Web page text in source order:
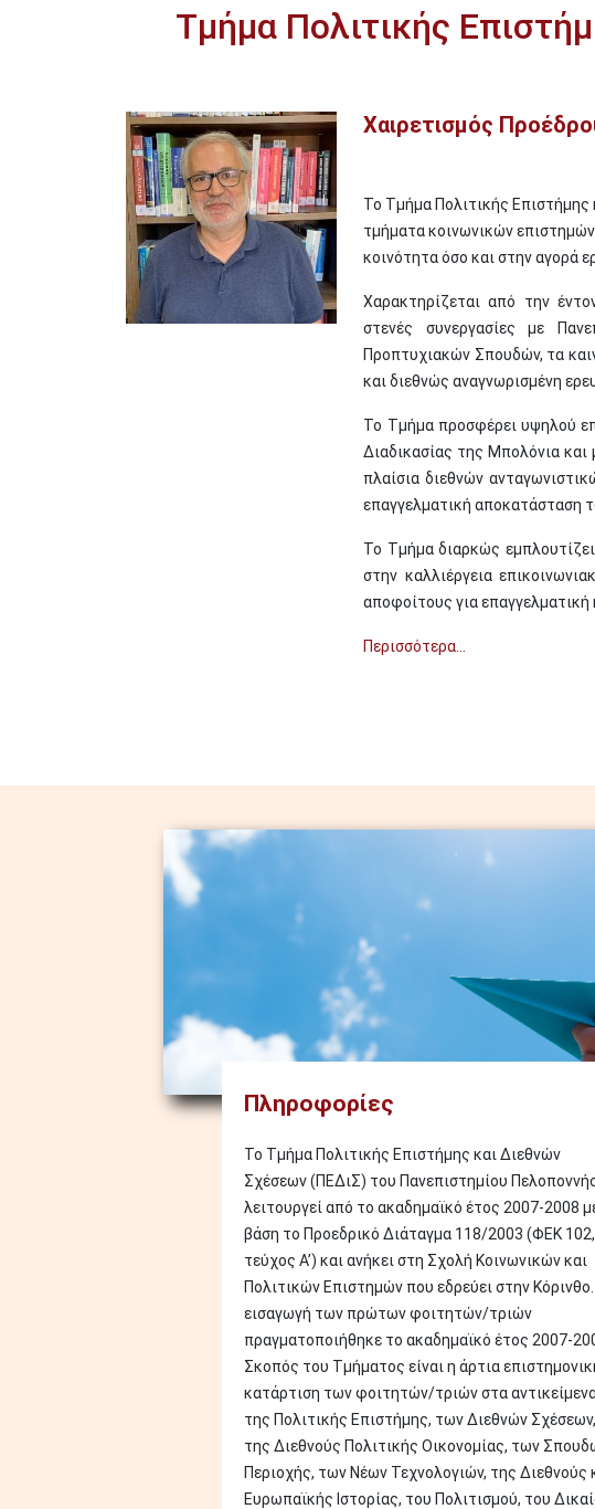
Τμήμα Πολιτικής
Image Χαιρετισμός
To Τμήμα Πολιτικής Επιστήμης
τμήματα κοινωνικών
κοινότητα όσο και στην αγορά
Χαρακτηρίζεται από την
στενές συνεργασίες με
Προπτυχιακών Σπουδών, τα
και διεθνώς αναγνωρισμένη
Το Τμήμα προσφέρει υψηλού
Διαδικασίας της Μπολόνια
πλαίσια διεθνών
επαγγελματική αποκατάσταση
Το Τμήμα διαρκώς
στην καλλιέργεια
αποφοίτους για
Περισσότερα...
Πληροφορίες
Το Τμήμα Πολιτικής Επιστήμης και Διεθνών
Σχέσεων (ΠΕΔιΣ) του Πανεπιστημίου
λειτουργεί από το ακαδημαϊκό έτος 2007-2008
βάση το Προεδρικό Διάταγμα 118/2003 (ΦΕΚ 102,
τεύχος Α’) και ανήκει στη Σχολή Κοινωνικών και
Πολιτικών Επιστημών που εδρεύει στην
εισαγωγή των πρώτων φοιτητών/τριών
πραγματοποιήθηκε το ακαδημαϊκό έτος 2007-
Σκοπός του Τμήματος είναι η άρτια
κατάρτιση των φοιτητών/τριών στα
της Πολιτικής Επιστήμης, των Διεθνών Σχέσεων,
της Διεθνούς Πολιτικής Οικονομίας, των
Περιοχής, των Νέων Τεχνολογιών, της Διεθνούς
Ευρωπαϊκής Ιστορίας, του Πολιτισμού, του